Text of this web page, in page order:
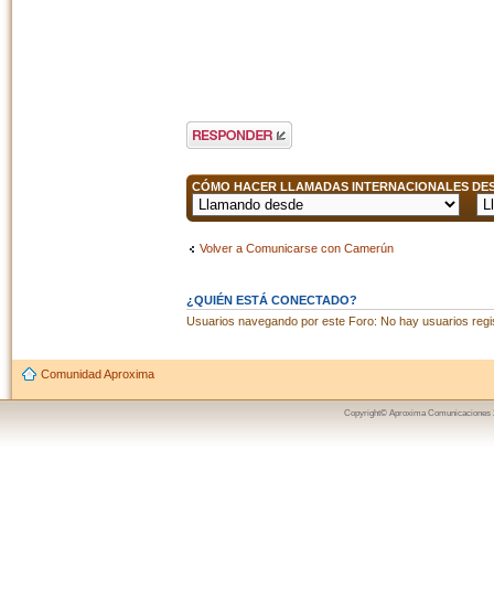
Publicar una
respuesta
CÓMO HACER LLAMADAS INTERNACIONALES
Volver a Comunicarse con Camerún
¿QUIÉN ESTÁ CONECTADO?
Usuarios navegando por este Foro: No hay usuarios
Comunidad Aproxima
Copyright© Aproxima Comunicaciones